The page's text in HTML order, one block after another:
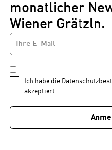
monatlicher
Wiener Grätzln.
Newsletter
1
von
E-
MAIL-
ADRESSE
DATENSCHUTZBESTIMMUNGEN
*
Ich habe die
akzeptiert.